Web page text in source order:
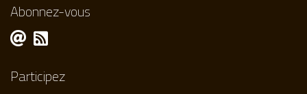
Abonnez-vous
Participez